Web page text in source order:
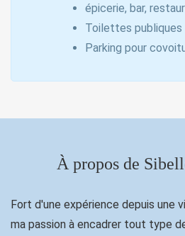
épicerie, bar,
Toilettes publiques
Parking pour
À propos de
Fort d'une expérience depuis une
ma passion à encadrer tout type